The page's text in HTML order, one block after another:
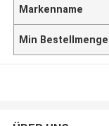
Markenname
Min Bestellmenge